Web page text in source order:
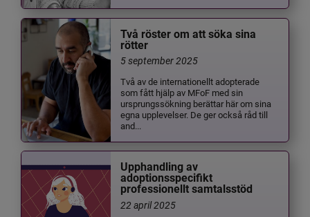
Två röster om att söka sina
rötter
5 september 2025
Två av de internationellt adopterade
som fått hjälp av MFoF med sin
ursprungssökning berättar här om sina
egna upplevelser. De ger också råd till
and...
Upphandling av
adoptionsspecifikt
professionellt samtalsstöd
22 april 2025